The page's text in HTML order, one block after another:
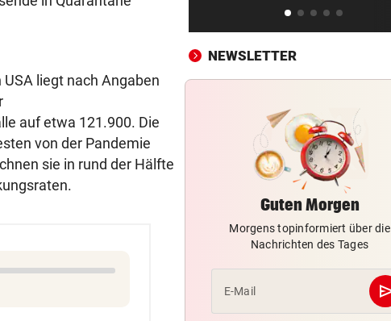
liegt nach Angaben
auf etwa 121.900. Die
von der Pandemie
sie in rund der Hälfte
„In der Wohnung war es
und stockfinster“
CONFERENCE LEAGUE vor
Rapid-Sieg in Estland
60 MILLIONEN € SCHADEN vor
Warten auf Hitze-Hilfen der
Regierung geht weiter
MITTEN IN HITZEWELLE vor
Irre! Salzburg – Pafos wegen
Sintflut unterbrochen
vor
NEWSLETTER
Guten Morgen
Morgens topinformiert über die
Nachrichten des Tages
E-Mail